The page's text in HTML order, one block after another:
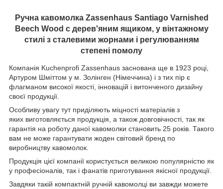
Ручна кавомолка Zassenhaus Santiago Varnished
Beech Wood c дерев'яним ящиком, у вінтажному
стилі з сталевими жорнами і регулюванням
степені помолу
Компанія Kuchenprofi Zassenhaus заснована ще в 1923 році,
Артуром Шміттом у м. Золінген (Німеччина) і з тих пір є
флагманом високої якості, інновацій і витонченого дизайну
своєї продукції.
Особливу увагу тут приділяють міцності матеріалів з
яких виготовляється продукція, а також довговічності, так як
гарантія на роботу даної кавомолки становить 25 років. Такого
вам не може гарантувати жоден світовий бренд по
виробництву кавомолок.
Продукція цієї компанії користується великою популярністю як
у професіоналів, так і фанатів приготування якісної продукції.
Завдяки такій компактній ручній кавомолці ви завжди можете